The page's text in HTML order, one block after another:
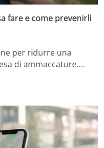
fare e come prevenirli
per ridurre una
di ammaccature.…